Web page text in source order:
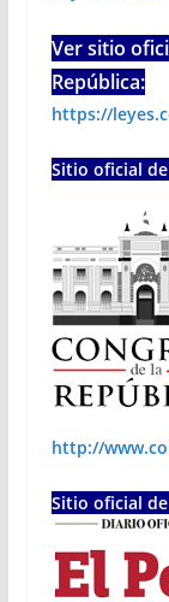
Ver sitio
República:
https://
Sitio oficial
http://
Sitio oficial